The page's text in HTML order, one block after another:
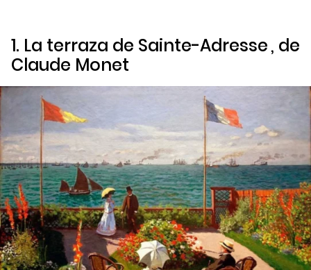
1. La terraza de Sainte-Adresse, de
Claude Monet